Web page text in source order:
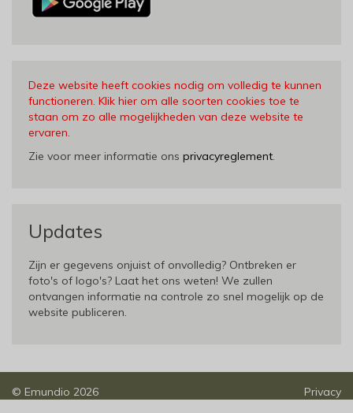
Deze website heeft cookies nodig om volledig te kunnen
functioneren. Klik hier om alle soorten cookies toe te
staan om zo alle mogelijkheden van deze website te
ervaren
Zie voor meer informatie ons privacyreglement
Updates
Zijn er gegevens onjuist of onvolledig? Ontbreken er
foto's of logo's? Laat het ons weten! We zullen
ontvangen informatie na controle zo snel mogelijk op de
website publiceren.
© Emundio 2026 Privacy